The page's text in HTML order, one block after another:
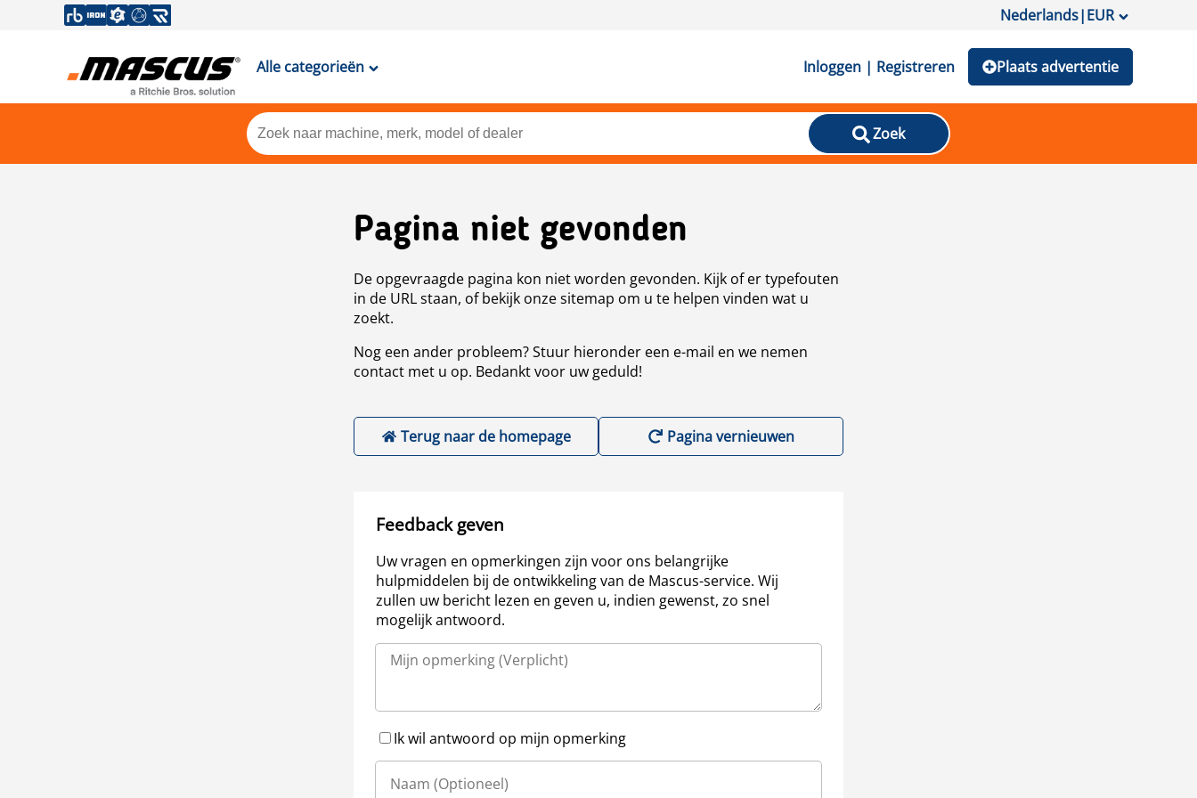
Nederlands|EUR
Alle categorieën Inloggen | Registreren Plaats advertentie
Zoek
Pagina niet gevonden
De opgevraagde pagina kon niet worden gevonden. Kijk of er typefouten
in de URL staan, of bekijk onze sitemap om u te helpen vinden wat u
zoekt.
Nog een ander probleem? Stuur hieronder een e-mail en we nemen
contact met u op. Bedankt voor uw geduld!
Terug naar de homepage Pagina vernieuwen
Feedback geven
Uw vragen en opmerkingen zijn voor ons belangrijke
hulpmiddelen bij de ontwikkeling van de Mascus-service. Wij
zullen uw bericht lezen en geven u, indien gewenst, zo snel
mogelijk antwoord.
Ik wil antwoord op mijn opmerking